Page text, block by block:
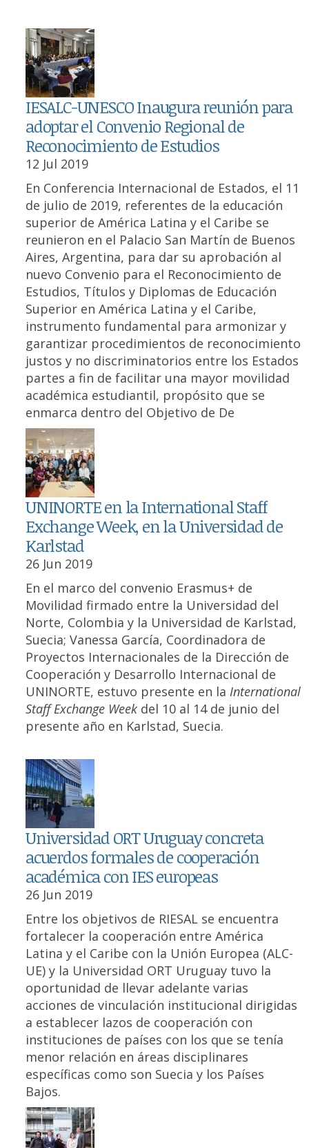
IESALC-UNESCO Inaugura reunión para
adoptar el Convenio Regional de
Reconocimiento de Estudios
12 Jul 2019
En Conferencia Internacional de Estados, el 11
de julio de 2019, referentes de la educación
superior de América Latina y el Caribe se
reunieron en el Palacio San Martín de Buenos
Aires, Argentina, para dar su aprobación al
nuevo Convenio para el Reconocimiento de
Estudios, Títulos y Diplomas de Educación
Superior en América Latina y el Caribe,
instrumento fundamental para armonizar y
garantizar procedimientos de reconocimiento
justos y no discriminatorios entre los Estados
partes a fin de facilitar una mayor movilidad
académica estudiantil, propósito que se
enmarca dentro del Objetivo de De
UNINORTE en la International Staff
Exchange Week, en la Universidad de
Karlstad
26 Jun 2019
En el marco del convenio Erasmus+ de
Movilidad firmado entre la Universidad del
Norte, Colombia y la Universidad de Karlstad,
Suecia; Vanessa García, Coordinadora de
Proyectos Internacionales de la Dirección de
Cooperación y Desarrollo Internacional de
UNINORTE, estuvo presente en la International
Staff Exchange Week del 10 al 14 de junio del
presente año en Karlstad, Suecia.
Universidad ORT Uruguay concreta
acuerdos formales de cooperación
académica con IES europeas
26 Jun 2019
Entre los objetivos de RIESAL se encuentra
fortalecer la cooperación entre América
Latina y el Caribe con la Unión Europea (ALC-
UE) y la Universidad ORT Uruguay tuvo la
oportunidad de llevar adelante varias
acciones de vinculación institucional dirigidas
a establecer lazos de cooperación con
instituciones de países con los que se tenía
menor relación en áreas disciplinares
específicas como son Suecia y los Países
Bajos.